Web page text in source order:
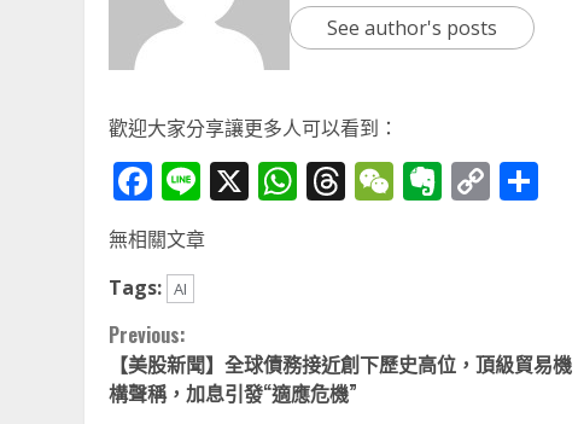
See author's posts
歡迎大家分享讓更多人可以看到：
Facebook
Line
X WhatsApp
Threads
WeChat
Evernote
Copy
無相關文章
Tags: AI
Continue
Reading
Previous:
【美股新聞】全球債務接近創下歷史高位，頂級貿易機
構聲稱，加息引發“適應危機”